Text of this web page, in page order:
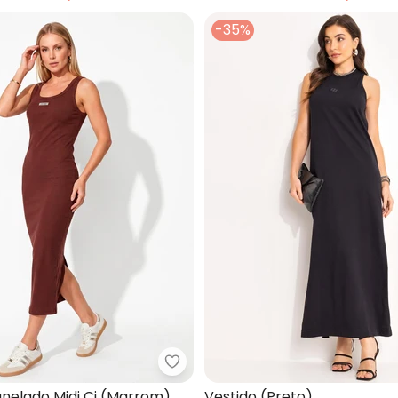
em Meia Malha (Verde)Colcci Jeans - Vestido Canelado
-35%